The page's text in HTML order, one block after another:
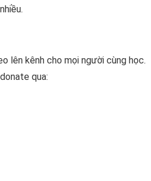
lên kênh cho mọi người cùng học.
qua: